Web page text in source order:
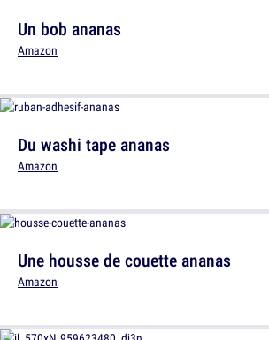
Un bob ananas
Amazon
Une housse de couette ananas
Amazon
Du washi tape ananas
Amazon